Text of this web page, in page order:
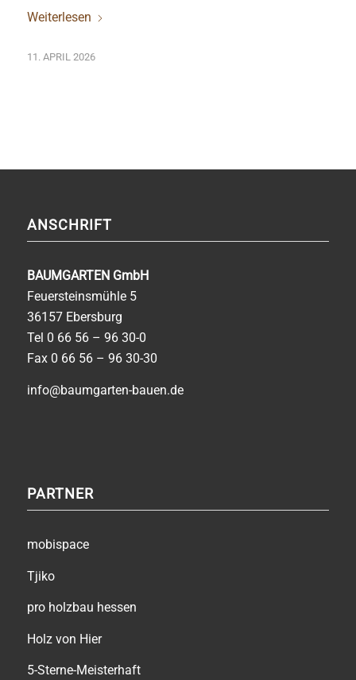
Weiterlesen
11. APRIL 2026
ANSCHRIFT
BAUMGARTEN GmbH
Feuersteinsmühle 5
36157 Ebersburg
Tel 0 66 56 – 96 30-0
Fax 0 66 56 – 96 30-30
info@baumgarten-bauen.de
PARTNER
mobispace
Tjiko
pro holzbau hessen
Holz von Hier
5-Sterne-Meisterhaft